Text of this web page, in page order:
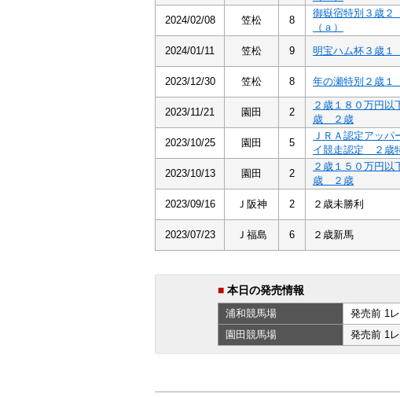
2024/02/08 笠松 8
御嶽宿特別３歳
（ａ）
2024/01/11 笠松 9 明宝ハム杯３歳
2023/12/30 笠松 8 年の瀬特別２歳
2023/11/21 園田 2
２歳１８０万円以
歳 ２歳
2023/10/25 園田 5
ＪＲＡ認定アッパ
イ競走認定 ２歳
2023/10/13 園田 2
２歳１５０万円以
歳 ２歳
2023/09/16 Ｊ阪神 2 ２歳未勝利
2023/07/23 Ｊ福島 6 ２歳新馬
■ 本日の発売情報
浦和競馬場 発売前 1
園田競馬場 発売前 1